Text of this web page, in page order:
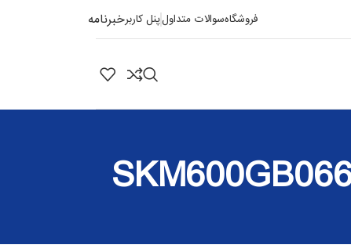
فروشگاهسوالات متداولپنل کاربرخبرنامه